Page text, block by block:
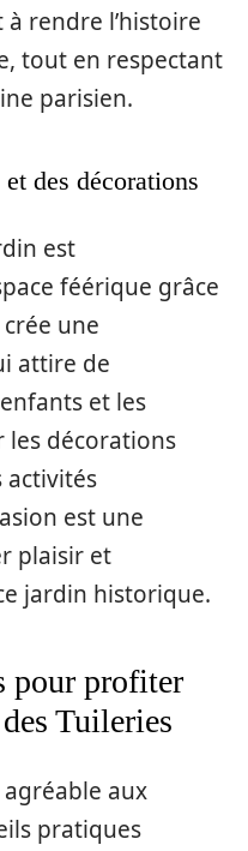
rendre l’histoire
tout en respectant
parisien.
des décorations
est
féérique grâce
une
attire de
et les
les décorations
activités
est une
plaisir et
jardin historique.
pour profiter
Tuileries
aux
pratiques